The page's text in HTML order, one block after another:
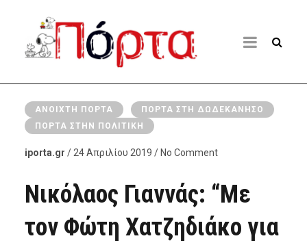
ΑΝΟΙΧΤΉ ΠΌΡΤΑ
ΠΌΡΤΑ ΣΤΗ ΔΩΔΕΚΆΝΗΣΟ
ΠΌΡΤΑ ΣΤΗΝ ΠΟΛΙΤΙΚΉ
iporta.gr / 24 Απριλίου 2019 / No Comment
Νικόλαος Γιαννάς: “Με
τον Φώτη Χατζηδιάκο για